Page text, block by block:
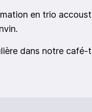
en trio
dans notre café-